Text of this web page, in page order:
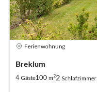
Ferienwohnung
Breklum
4 Gäste100 m22 Schlafzimmer